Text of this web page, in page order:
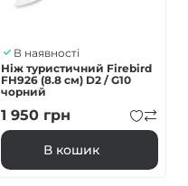
В наявності
Ніж туристичний Firebird
FH926 (8.8 см) D2 / G10
чорний
1 950 грн
В кошик